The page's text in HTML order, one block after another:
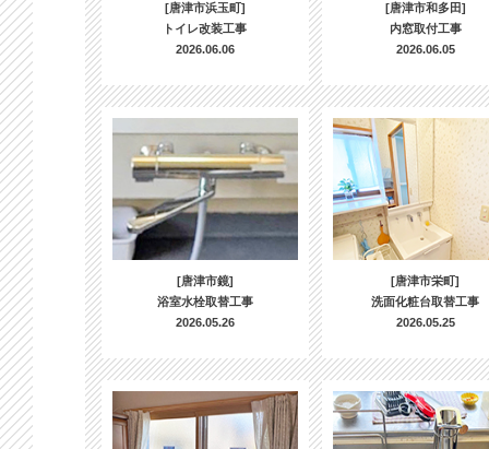
[唐津市浜玉町]
トイレ改装工事
2026.06.06
[唐津市和多田]
内窓取付工事
2026.06.05
[唐津市鏡]
浴室水栓取替工事
2026.05.26
[唐津市栄町]
洗面化粧台取替工事
2026.05.25